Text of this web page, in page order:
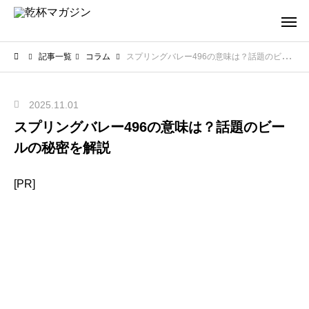
記事一覧 コラム スプリングバレー496の意味は？話題のビールの秘密を解説
2025.11.01
スプリングバレー496の意味は？話題のビー
ルの秘密を解説
[PR]